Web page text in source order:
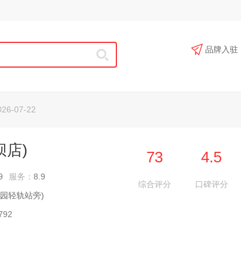
品牌入驻
07-22
店)
服务： 8.9
轻轨站旁)
综合评分
73
口碑评分
4.5